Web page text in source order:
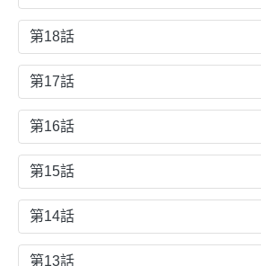
第18話
第17話
第16話
第15話
第14話
第13話